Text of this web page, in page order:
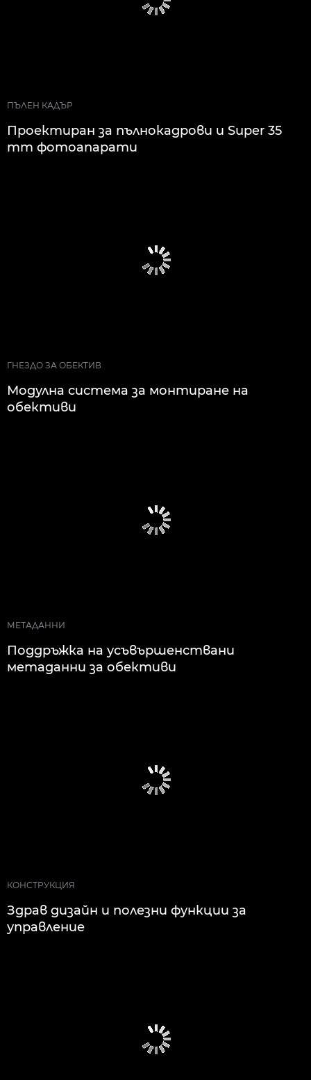
ПЪЛЕН КАДЪР
Проектиран за пълнокадрови и Super 35
mm фотоапарати
ГНЕЗДО ЗА ОБЕКТИВ
Модулна система за монтиране на
обективи
МЕТАДАННИ
Поддръжка на усъвършенствани
метаданни за обективи
КОНСТРУКЦИЯ
Здрав дизайн и полезни функции за
управление